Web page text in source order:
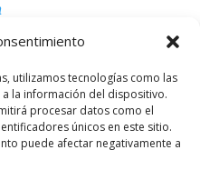
utilizamos tecnologías como las
la información del dispositivo.
procesar datos como el
únicos en este sitio.
puede afectar negativamente a